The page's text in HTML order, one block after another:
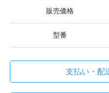
販売価格
型番
支払い・配